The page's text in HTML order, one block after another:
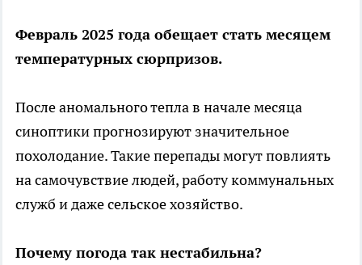
Февраль 2025 года обещает стать месяцем
температурных сюрпризов.
После аномального тепла в начале месяца
синоптики прогнозируют значительное
похолодание. Такие перепады могут повлиять
на самочувствие людей, работу коммунальных
служб и даже сельское хозяйство.
Почему погода так нестабильна?